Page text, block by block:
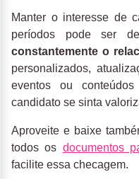
Manter o interesse de
períodos pode ser
constantemente o
personalizados,
eventos ou
candidato se sinta
Aproveite e baixe
todos os documentos
facilite essa checagem.